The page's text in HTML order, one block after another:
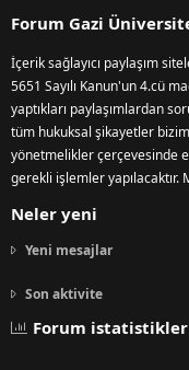
Forum Gazi
İçerik sağlayıcı paylaşım
5651 Sayılı Kanun'un 4.cü
yaptıkları paylaşımlardan
tüm hukuksal şikayetler
yönetmelikler çerçevesinde
gerekli işlemler
Neler yeni
Yeni mesajlar
Son aktivite
Forum